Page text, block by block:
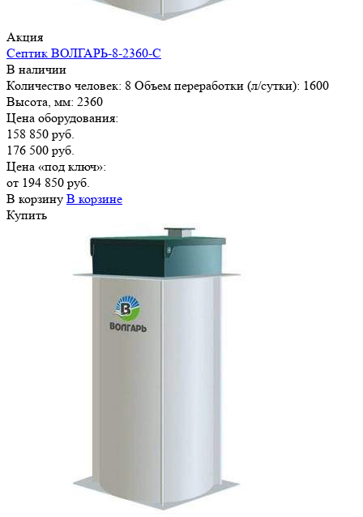
Акция
Септик ВОЛГАРЬ-8-2360-С
В наличии
Количество человек: 8 Объем переработки (л/сутки): 1600
Высота, мм: 2360
Цена оборудования:
158 850 руб.
176 500 руб.
Цена «под ключ»:
от 194 850 руб.
В корзину В корзине
Купить